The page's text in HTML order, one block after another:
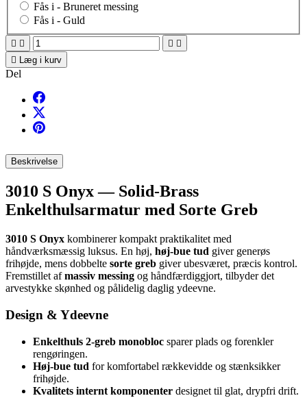
Fås i - Bruneret messing
Fås i - Guld
   
 Læg i kurv
Del
Beskrivelse
3010 S Onyx — Solid-Brass
Enkelthulsarmatur med Sorte Greb
3010 S Onyx kombinerer kompakt praktikalitet med
håndværksmæssig luksus. En høj, høj-bue tud giver generøs
frihøjde, mens dobbelte sorte greb giver ubesværet, præcis kontrol.
Fremstillet afmassiv messing og håndfærdiggjort, tilbyder det
arvestykke skønhed og pålidelig daglig ydeevne.
Design & Ydeevne
Enkelthuls 2-greb monobloc sparer plads og forenkler
rengøringen.
Høj-bue tud for komfortabel rækkevidde og stænksikker
frihøjde.
Kvalitets internt komponenter designet til glat, drypfri drift.